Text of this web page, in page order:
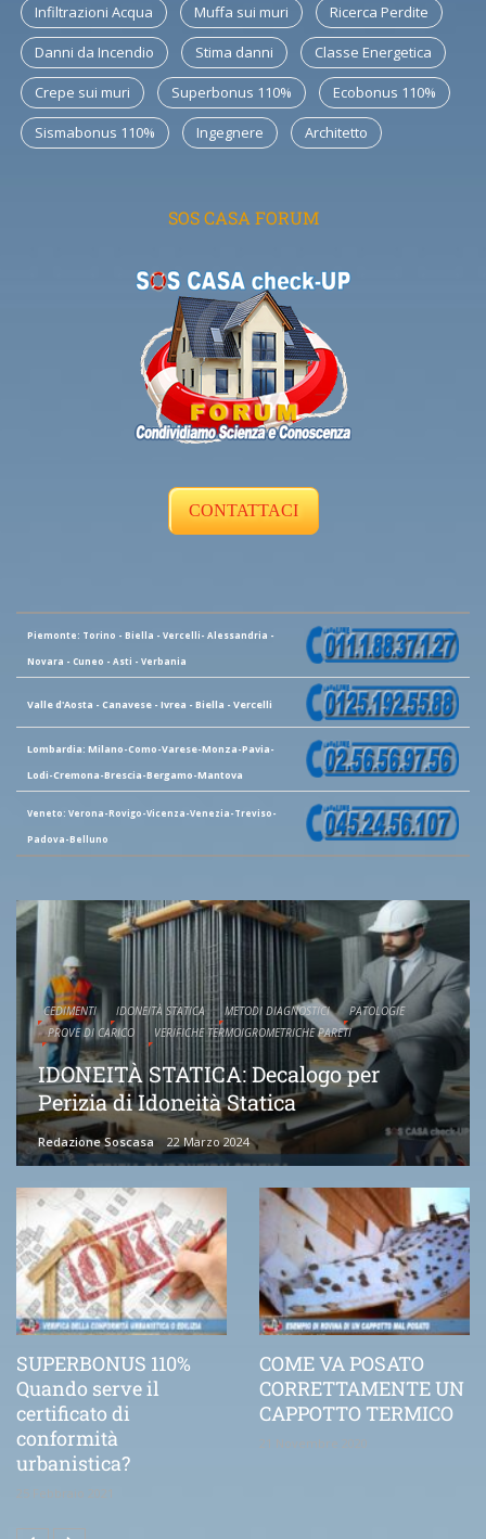
Infiltrazioni Acqua Muffa sui muri Ricerca Perdite
Danni da Incendio Stima danni Classe Energetica
Crepe sui muri Superbonus 110% Ecobonus 110%
Sismabonus 110% Ingegnere Architetto
SOS CASA FORUM
CONTATTACI
Piemonte: Torino - Biella - Vercelli- Alessandria -
Novara - Cuneo - Asti - Verbania
Valle d'Aosta - Canavese - Ivrea - Biella - Vercelli
Lombardia: Milano-Como-Varese-Monza-Pavia-
Lodi-Cremona-Brescia-Bergamo-Mantova
Veneto: Verona-Rovigo-Vicenza-Venezia-Treviso-
Padova-Belluno
CEDIMENTI IDONEITÀ STATICA METODI DIAGNOSTICI
PATOLOGIE
PROVE DI CARICO
VERIFICHE TERMOIGROMETRICHE PARETI
IDONEITÀ STATICA: Decalogo per
Perizia di Idoneità Statica
Redazione Soscasa 22 Marzo 2024
SUPERBONUS 110%
Quando serve il
certificato di
conformità
urbanistica?
25 Febbraio 2021
COME VA POSATO
CORRETTAMENTE UN
CAPPOTTO TERMICO
21 Novembre 2020